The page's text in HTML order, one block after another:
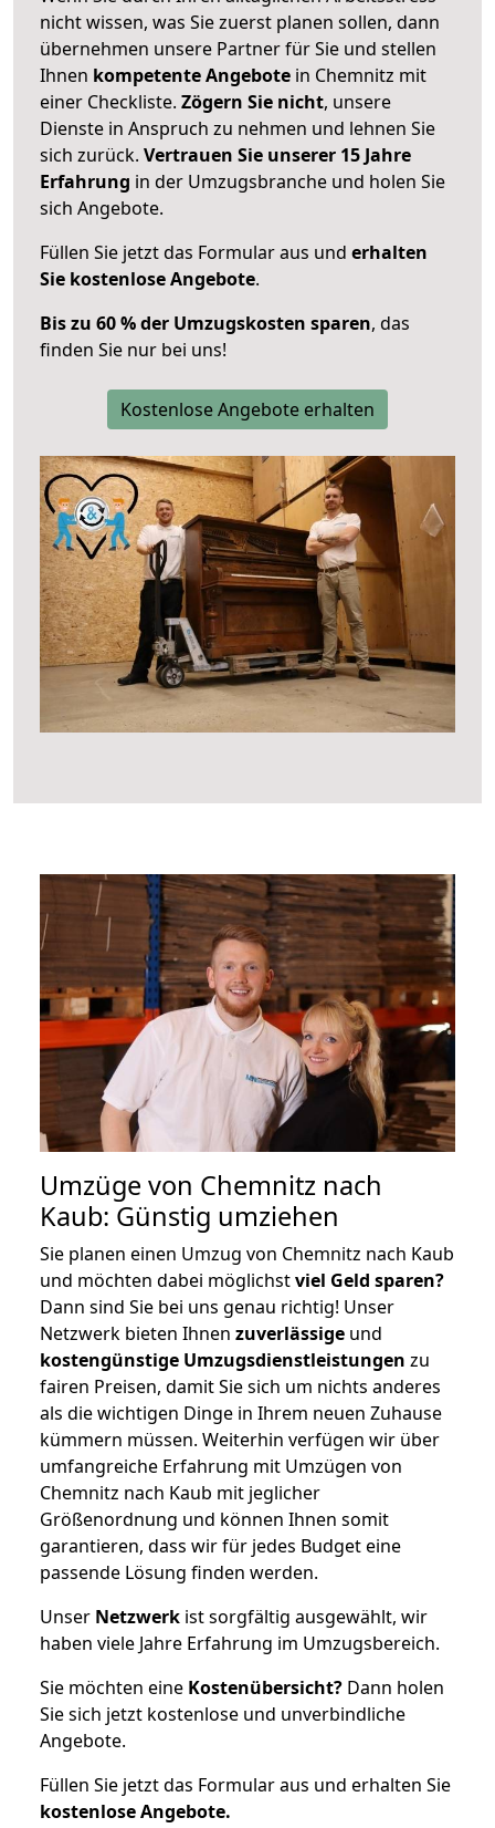
nicht wissen, was Sie zuerst planen sollen, dann
übernehmen unsere Partner für Sie und stellen
Ihnen kompetente Angebote in Chemnitz mit
einer Checkliste. Zögern Sie nicht, unsere
Dienste in Anspruch zu nehmen und lehnen Sie
sich zurück. Vertrauen Sie unserer 15 Jahre
Erfahrung in der Umzugsbranche und holen Sie
sich Angebote.
Füllen Sie jetzt das Formular aus und erhalten
Sie kostenlose Angebote.
Bis zu 60 % der Umzugskosten sparen, das
finden Sie nur bei uns!
Kostenlose Angebote erhalten
Umzüge von Chemnitz nach
Kaub: Günstig umziehen
Sie planen einen Umzug von Chemnitz nach Kaub
und möchten dabei möglichstviel Geld sparen?
Dann sind Sie bei uns genau richtig! Unser
Netzwerk bieten Ihnen zuverlässige und
kostengünstige Umzugsdienstleistungen zu
fairen Preisen, damit Sie sich um nichts anderes
als die wichtigen Dinge in Ihrem neuen Zuhause
kümmern müssen. Weiterhin verfügen wir über
umfangreiche Erfahrung mit Umzügen von
Chemnitz nach Kaub mit jeglicher
Größenordnung und können Ihnen somit
garantieren, dass wir für jedes Budget eine
passende Lösung finden werden.
Unser Netzwerk ist sorgfältig ausgewählt, wir
haben viele Jahre Erfahrung im Umzugsbereich.
Sie möchten eine Kostenübersicht? Dann holen
Sie sich jetzt kostenlose und unverbindliche
Angebote.
Füllen Sie jetzt das Formular aus und erhalten Sie
kostenloseAngebote.